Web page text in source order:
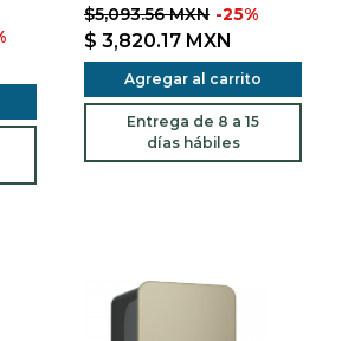
$5,093.56 MXN -25%
$ 3,820.17 MXN
Agregar al carrito
Entrega de 8 a 15
días hábiles